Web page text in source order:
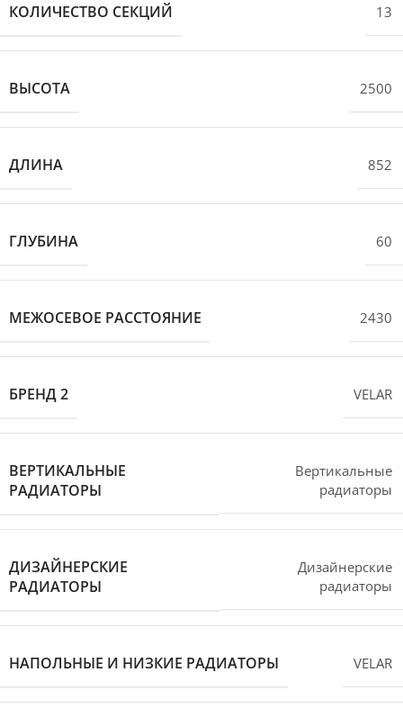
КОЛИЧЕСТВО СЕКЦИЙ 13
ВЫСОТА 2500
ДЛИНА 852
ГЛУБИНА 60
МЕЖОСЕВОЕ РАССТОЯНИЕ 2430
БРЕНД 2 VELAR
ВЕРТИКАЛЬНЫЕ
РАДИАТОРЫ
Вертикальные
радиаторы
ДИЗАЙНЕРСКИЕ
РАДИАТОРЫ
Дизайнерские
радиаторы
НАПОЛЬНЫЕ И НИЗКИЕ РАДИАТОРЫ VELAR